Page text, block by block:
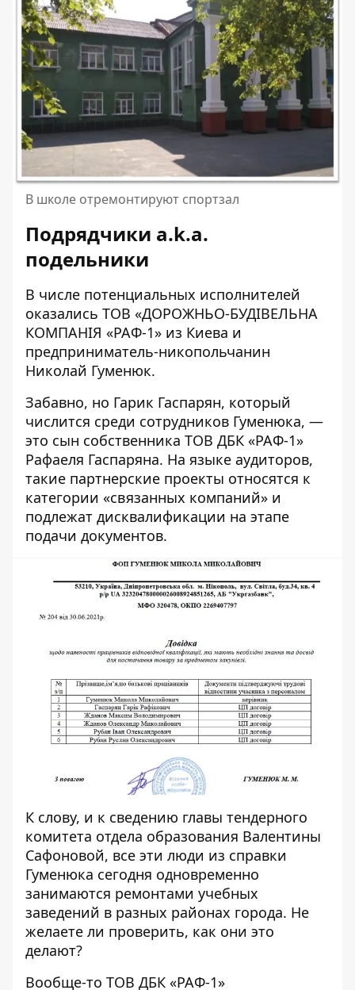
В школе отремонтируют спортзал
Подрядчики a.k.a.
подельники
В числе потенциальных исполнителей
оказались ТОВ «ДОРОЖНЬО-БУДІВЕЛЬНА
КОМПАНІЯ «РАФ-1» из Киева и
предприниматель-никопольчанин
Николай Гуменюк.
Забавно, но Гарик Гаспарян, который
числится среди сотрудников Гуменюка, —
это сын собственника ТОВ ДБК «РАФ-1»
Рафаеля Гаспаряна. На языке аудиторов,
такие партнерские проекты относятся к
категории «связанных компаний» и
подлежат дисквалификации на этапе
подачи документов.
К слову, и к сведению главы тендерного
комитета отдела образования Валентины
Сафоновой, все эти люди из справки
Гуменюка сегодня одновременно
занимаются ремонтами учебных
заведений в разных районах города. Не
желаете ли проверить, как они это
делают?
Вообще-то ТОВ ДБК «РАФ-1»